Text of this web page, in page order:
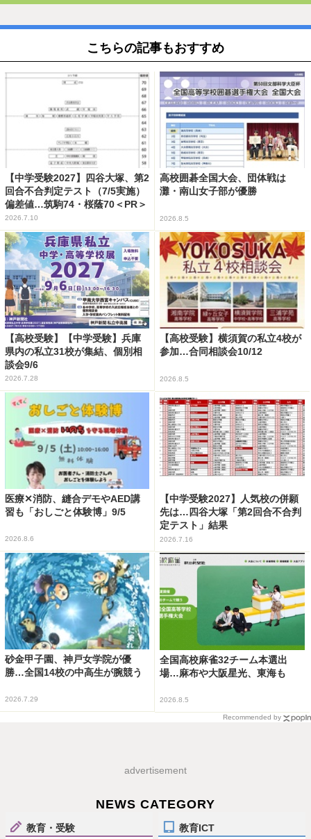
こちらの記事もおすすめ
【中学受験2027】四谷大塚、第2
回合不合判定テスト（7/5実施）
偏差値…筑駒74・桜蔭70＜PR＞
2026.7.10
高校囲碁全国大会、団体戦は
灘・南山女子部が優勝
2026.8.5
【高校受験】【中学受験】兵庫
県内の私立31校が集結、個別相
談会9/6
2026.7.28
【高校受験】横須賀の私立4校が
参加…合同相談会10/12
2026.8.5
医療✕消防、縫合デモやAED講
習も「おしごと体験博」9/5
2026.8.6
【中学受験2027】人気校の併願
先は…四谷大塚「第2回合不合判
定テスト」結果
2026.7.16
砂金甲子園、神戸女学院が優
勝…全国14校の中高生が腕競う
2026.7.29
全国高校麻雀32チーム本選出
場…麻布や大阪星光、東海も
2026.8.5
Recommended by
advertisement
NEWS CATEGORY
教育・受験 教育ICT